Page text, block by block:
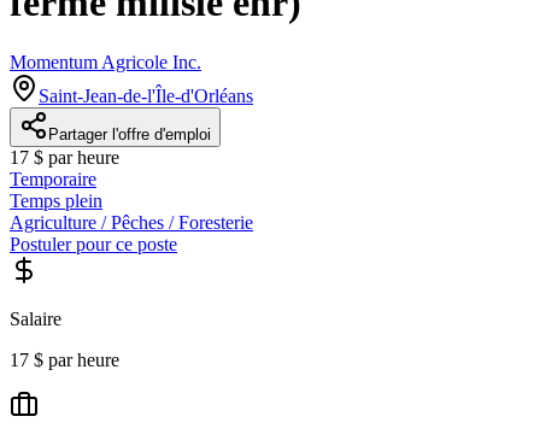
Momentum Agricole Inc.
Saint-Jean-de-l'Île-d'Orléans
Partager l'offre d'emploi
17 $ par heure
Temporaire
Temps plein
Agriculture / Pêches / Foresterie
Postuler pour ce poste
Salaire
17 $ par heure